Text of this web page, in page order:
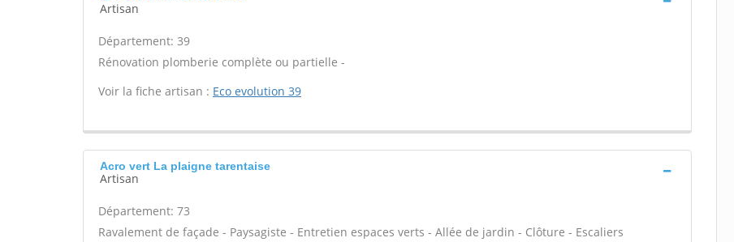
Artisan
Département: 39
Rénovation plomberie complète ou partielle -
Voir la fiche artisan : Eco evolution 39
Acro vert La plaigne tarentaise
Artisan
Département: 73
Ravalement de façade - Paysagiste - Entretien espaces verts - Allée de jardin - Clôture - Escaliers